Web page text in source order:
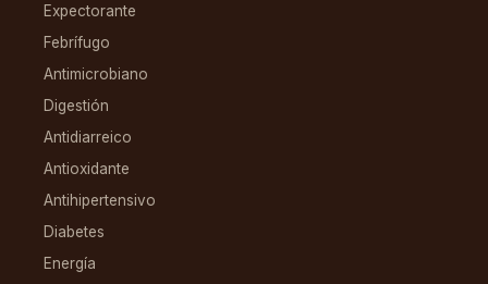
Expectorante
Febrífugo
Antimicrobiano
Digestión
Antidiarreico
Antioxidante
Antihipertensivo
Diabetes
Energía